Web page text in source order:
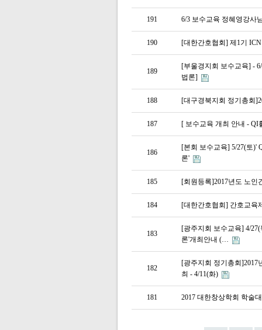
191 6/3 보수교육 정혜영강사
190 [대한간호협회] 제1기
189
[부울경지회 보수교육] -
법론]
188 [대구경북지회 정기총회
187 [ 보수교육 개최 안내 - QI
186
[본회 보수교육] 5/27(토)'
론'
185 [회원등록]2017년도 노
184 [대한간호협회] 간호교육
183
[광주지회 보수교육] 4/
론'개최안내 (…
182
[광주지회 정기총회]2017
최 - 4/11(화)
181 2017 대한창상학회 학술